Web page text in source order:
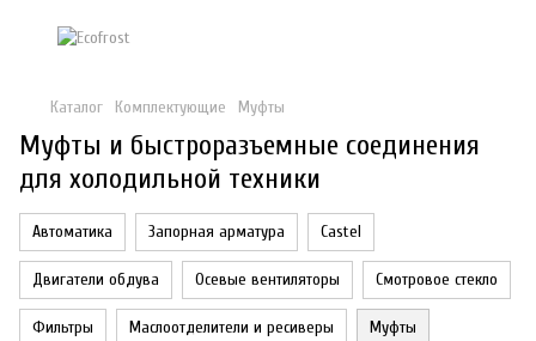
Каталог Комплектующие Муфты
Муфты и быстроразъемные соединения
для холодильной техники
Автоматика Запорная арматура Castel
Двигатели обдува Осевые вентиляторы Смотровое стекло
Фильтры Маслоотделители и ресиверы Муфты